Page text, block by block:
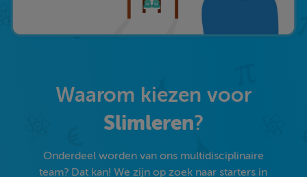
Waarom kiezen voor
Slimleren?
Onderdeel worden van ons multidisciplinaire
team? Dat kan! We zijn op zoek naar starters in